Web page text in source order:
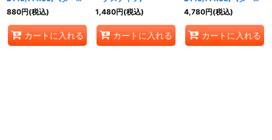
ステイツ》
880円(税込)
カートに入れる
1,480円(税込)
カートに入れる
ステイツ》
4,780円(税込)
カートに入れる